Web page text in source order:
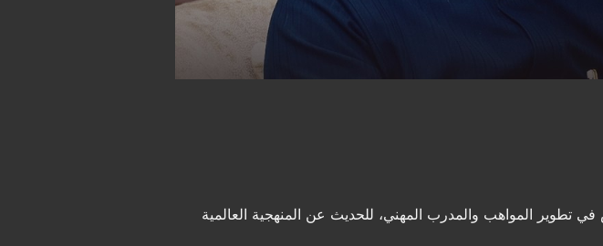
المواهب والمدرب المهني، للحديث عن المنهجية العالمية